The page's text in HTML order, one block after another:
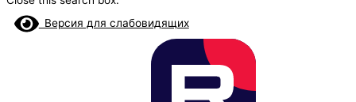
Версия для слабовидящих